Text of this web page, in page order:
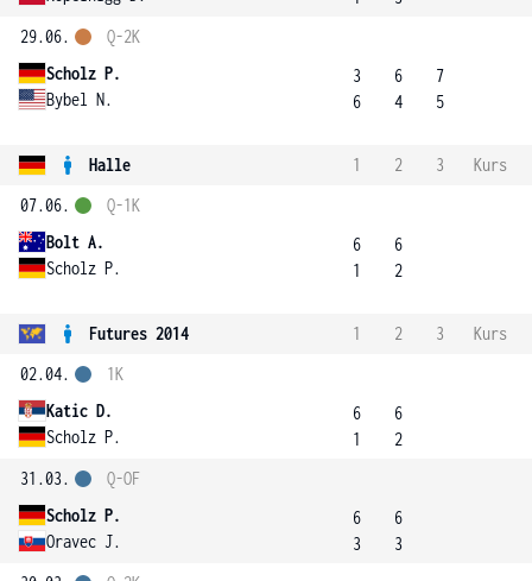
29.06.
Scholz P.
Bybel N.
Q-2K
3
6
6
4
7
5
Halle 1 2 3
Kurs
07.06.
Bolt A.
Scholz P.
Q-1K
6
1
6
2
Futures 2014 1 2 3
Kurs
02.04.
Katic D.
Scholz P.
1K
6
1
6
2
31.03.
Scholz P.
Oravec J.
Q-OF
6
3
6
3